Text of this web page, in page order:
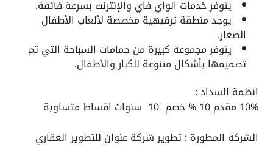
يتوفر خدمات الواي فاي والإنترنت بسرعة فائقة.
يوجد منطقة ترفيهية مخصصة لألعاب الأطفال
الصغار.
يتوفر مجموعة كبيرة من حمامات السباحة التي تم
تصميمها بأشكال متنوعة للكبار والأطفال.
انظمة السداد :
10% مقدم 10 % خصم 10 سنوات اقساط متساوية
الشركة المطورة :تطوير شركة عنوان للتطوير العقاري